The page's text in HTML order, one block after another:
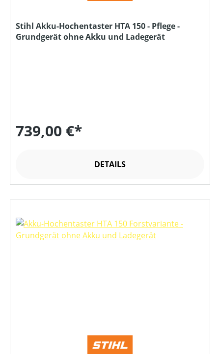
Stihl Akku-Hochentaster HTA 150 - Pflege -
Grundgerät ohne Akku und Ladegerät
739,00 €*
DETAILS